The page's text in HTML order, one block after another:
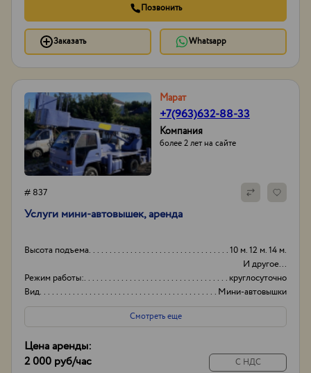
Позвонить
Заказать Whatsapp
Марат
+7(963)632-88-33
Компания
более 2 лет на сайте
# 837
Услуги мини-автовышек, аренда
Высота подъема
10 м. 12 м. 14 м.
И другое...
Режим работы:
круглосуточно
Вид
Мини-автовышки
Высота вышки
15
Смотреть еще
Цена аренды:
2 000 руб/час
С НДС